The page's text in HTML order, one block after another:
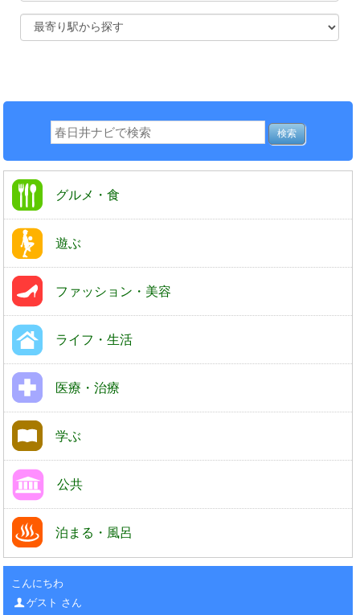
グルメ・食
遊ぶ
ファッション・美容
ライフ・生活
医療・治療
学ぶ
公共
泊まる・風呂
こんにちわ
ゲスト さん